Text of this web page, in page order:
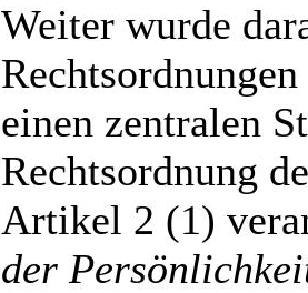
Weiter wurde
einen zentralen
Rechtsordnung
Artikel 2 (1)
der